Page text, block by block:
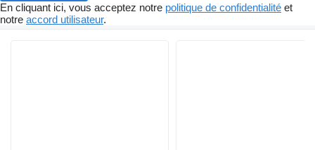
En cliquant ici, vous acceptez notre politique de confidentialité et
notre accord utilisateur.